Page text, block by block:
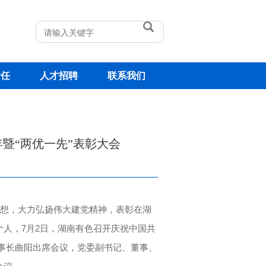
人才招聘 联系我们
“两优一先”表彰大会
，大力弘扬伟大建党精神，表彰在湖
，7月2日，湖南有色召开庆祝中国共
曲阳出席会议，党委副书记、董事、